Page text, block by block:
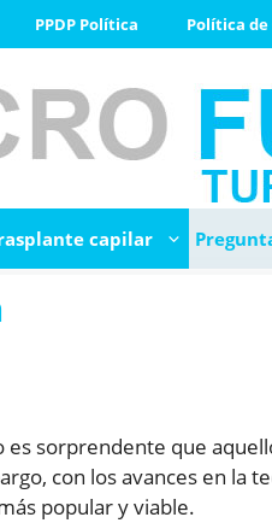
PPDP Política Política de
capilar
sorprendente que
con los avances en la
popular y viable.